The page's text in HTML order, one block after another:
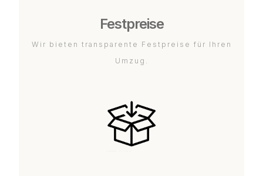
Festpreise
Wir bieten transparente Festpreise für Ihren
Umzug.